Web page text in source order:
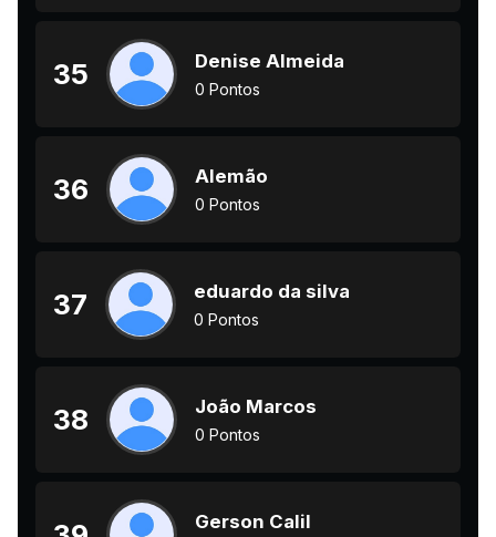
35 Denise Almeida
0 Pontos
36 Alemão
0 Pontos
37 eduardo da silva
0 Pontos
38 João Marcos
0 Pontos
Gerson Calil